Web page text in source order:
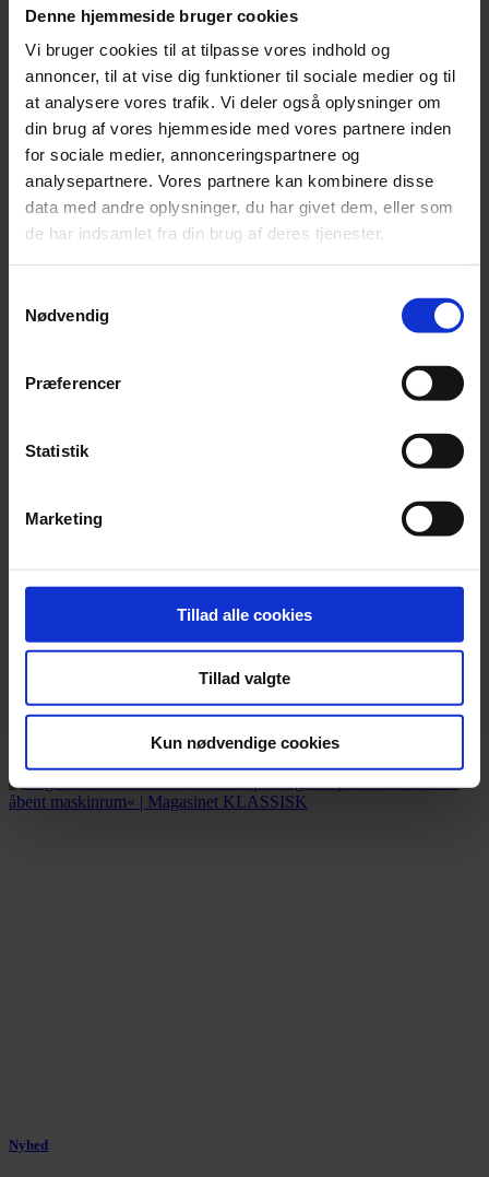
Denne hjemmeside bruger cookies
Vi bruger cookies til at tilpasse vores indhold og
annoncer, til at vise dig funktioner til sociale medier og til
at analysere vores trafik. Vi deler også oplysninger om
din brug af vores hjemmeside med vores partnere inden
for sociale medier, annonceringspartnere og
analysepartnere. Vores partnere kan kombinere disse
data med andre oplysninger, du har givet dem, eller som
de har indsamlet fra din brug af deres tjenester.
Nødvendig
Præferencer
Statistik
Marketing
Tillad alle cookies
Tillad valgte
Kun nødvendige cookies
Jonas Kaufmann advarer fans mod biografi
En nyudgivet biografi om den tyske tenor Jonas Kaufmann er fup
Tysk tv-station får hug efter censur
med Igor Levit og Danger Dan.
Nyhed